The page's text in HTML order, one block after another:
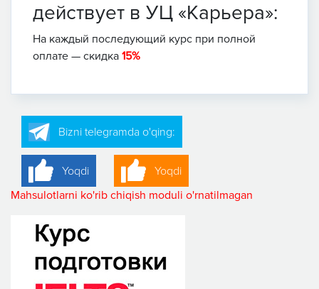
действует в УЦ «Карьера»:
На каждый последующий курс при полной
оплате — скидка 15%
Bizni telegramda o'qing:
Yoqdi
Yoqdi
Mahsulotlarni ko'rib chiqish moduli o'rnatilmagan